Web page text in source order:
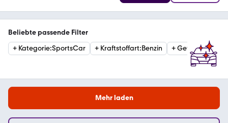
Beliebte passende Filter
+ Kategorie:SportsCar + Kraftstoffart:Benzin +Getriebe:
Mehr laden